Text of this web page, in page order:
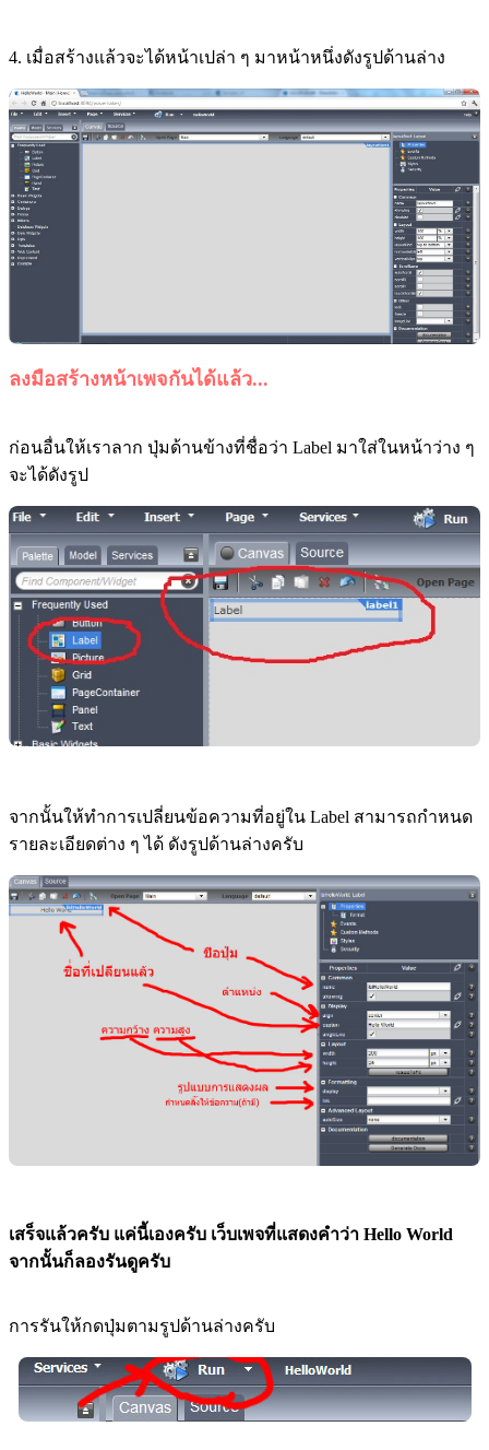
4. เมื่อสร้างแล้วจะได้หน้าเปล่า ๆ มาหน้าหนึ่งดังรูปด้านล่าง
ลงมือสร้างหน้าเพจกันได้แล้ว...
ก่อนอื่นให้เราลาก ปุ่มด้านข้างที่ชื่อว่า Label มาใส่ในหน้าว่าง ๆ
จะได้ดังรูป
จากนั้นให้ทำการเปลี่ยนข้อความที่อยู่ใน Label สามารถกำหนด
รายละเอียดต่าง ๆ ได้ ดังรูปด้านล่างครับ
เสร็จแล้วครับ แค่นี้เองครับ เว็บเพจที่แสดงคำว่า Hello World
จากนั้นก็ลองรันดูครับ
การรันให้กดปุ่มตามรูปด้านล่างครับ